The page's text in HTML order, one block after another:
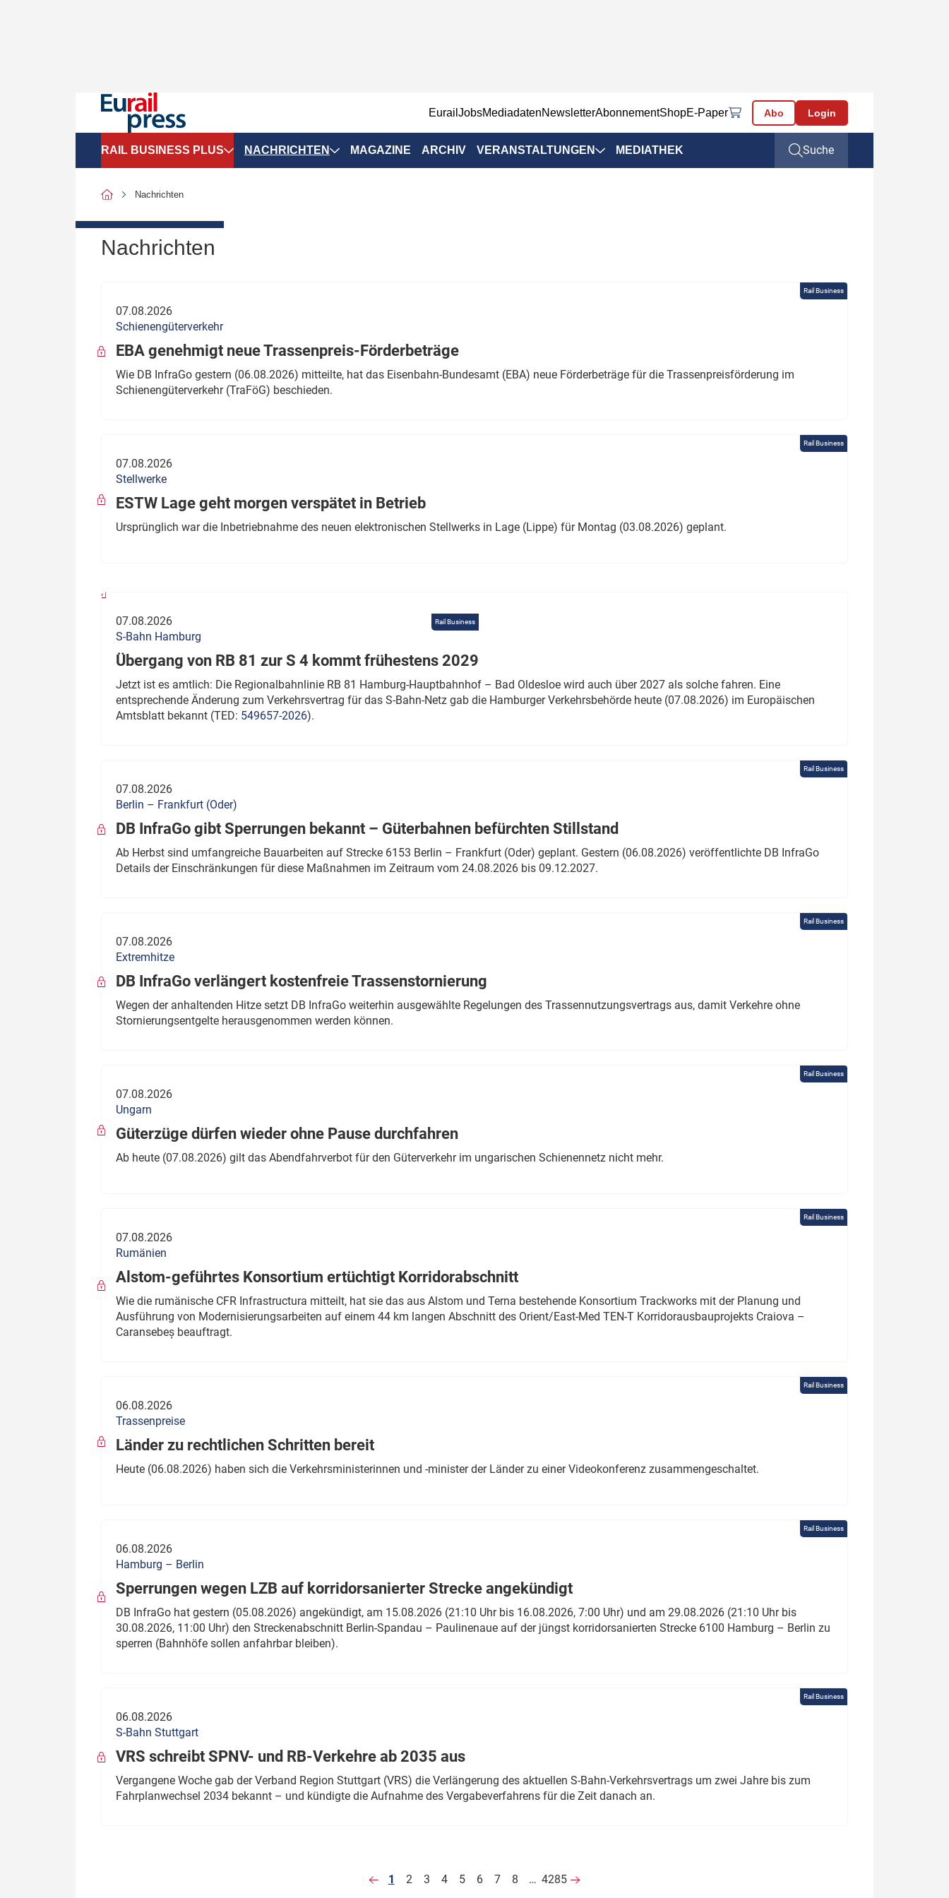
EurailJobsMediadatenNewsletterAbonnementShopE-Paper Abo Login
RAIL BUSINESS PLUS
SPNV-Marktdaten
Politik
Verbände: Wer spricht für
wen?
Thema des Monats
Dossier: Generalsanierung
Dossier: ETCS
NACHRICHTEN
Infrastruktur & Ausrüstung
ÖPNV
MAGAZINE ARCHIV VERANSTALTUNGEN MEDIATHEK Suche
Nachrichten
Nachrichten
Rail Business
07.08.2026
Schienengüterverkehr
EBA genehmigt neue Trassenpreis-Förderbeträge
Wie DB InfraGo gestern (06.08.2026) mitteilte, hat das Eisenbahn-Bundesamt (EBA) neue Förderbeträge für die Trassenpreisförderung im
Schienengüterverkehr (TraFöG) beschieden.
Rail Business
07.08.2026
Stellwerke
ESTW Lage geht morgen verspätet in Betrieb
Ursprünglich war die Inbetriebnahme des neuen elektronischen Stellwerks in Lage (Lippe) für Montag (03.08.2026) geplant.
Rail Business
07.08.2026
S-Bahn Hamburg
Übergang von RB 81 zur S 4 kommt frühestens 2029
Jetzt ist es amtlich: Die Regionalbahnlinie RB 81 Hamburg-Hauptbahnhof – Bad Oldesloe wird auch über 2027 als solche fahren. Eine
entsprechende Änderung zum Verkehrsvertrag für das S-Bahn-Netz gab die Hamburger Verkehrsbehörde heute (07.08.2026) im Europäischen
Amtsblatt bekannt (TED: 549657-2026).
Rail Business
07.08.2026
Berlin – Frankfurt (Oder)
DB InfraGo gibt Sperrungen bekannt – Güterbahnen befürchten Stillstand
Ab Herbst sind umfangreiche Bauarbeiten auf Strecke 6153 Berlin – Frankfurt (Oder) geplant. Gestern (06.08.2026) veröffentlichte DB InfraGo
Details der Einschränkungen für diese Maßnahmen im Zeitraum vom 24.08.2026 bis 09.12.2027.
Rail Business
07.08.2026
Extremhitze
DB InfraGo verlängert kostenfreie Trassenstornierung
Wegen der anhaltenden Hitze setzt DB InfraGo weiterhin ausgewählte Regelungen des Trassennutzungsvertrags aus, damit Verkehre ohne
Stornierungsentgelte herausgenommen werden können.
Rail Business
07.08.2026
Ungarn
Güterzüge dürfen wieder ohne Pause durchfahren
Ab heute (07.08.2026) gilt das Abendfahrverbot für den Güterverkehr im ungarischen Schienennetz nicht mehr.
Rail Business
07.08.2026
Rumänien
Alstom-geführtes Konsortium ertüchtigt Korridorabschnitt
Wie die rumänische CFR Infrastructura mitteilt, hat sie das aus Alstom und Terna bestehende Konsortium Trackworks mit der Planung und
Ausführung von Modernisierungsarbeiten auf einem 44 km langen Abschnitt des Orient/East-Med TEN-T Korridorausbauprojekts Craiova –
Caransebeș beauftragt.
Rail Business
06.08.2026
Trassenpreise
Länder zu rechtlichen Schritten bereit
Heute (06.08.2026) haben sich die Verkehrsministerinnen und -minister der Länder zu einer Videokonferenz zusammengeschaltet.
Rail Business
06.08.2026
Hamburg – Berlin
Sperrungen wegen LZB auf korridorsanierter Strecke angekündigt
DB InfraGo hat gestern (05.08.2026) angekündigt, am 15.08.2026 (21:10 Uhr bis 16.08.2026, 7:00 Uhr) und am 29.08.2026 (21:10 Uhr bis
30.08.2026, 11:00 Uhr) den Streckenabschnitt Berlin-Spandau – Paulinenaue auf der jüngst korridorsanierten Strecke 6100 Hamburg – Berlin zu
sperren (Bahnhöfe sollen anfahrbar bleiben).
Rail Business
06.08.2026
S-Bahn Stuttgart
VRS schreibt SPNV- und RB-Verkehre ab 2035 aus
Vergangene Woche gab der Verband Region Stuttgart (VRS) die Verlängerung des aktuellen S-Bahn-Verkehrsvertrags um zwei Jahre bis zum
Fahrplanwechsel 2034 bekannt – und kündigte die Aufnahme des Vergabeverfahrens für die Zeit danach an.
1 2 3 4 5 6 7 8 … 4285